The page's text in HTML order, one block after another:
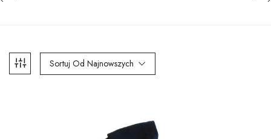
Sortuj Od Najnowszych